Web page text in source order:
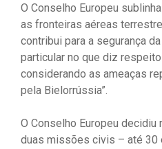
O Conselho Europeu
as fronteiras aéreas
contribui para a segurança
particular no que diz
considerando as ameaças
pela Bielorrússia”.
O Conselho Europeu
duas missões civis – até 30